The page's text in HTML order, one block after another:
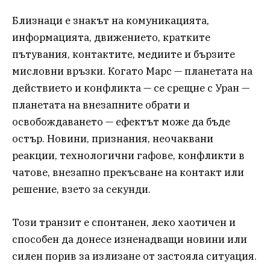
Близнаци е знакът на комуникацията,
информацията, движението, кратките
пътувания, контактите, медиите и бързите
мисловни връзки. Когато Марс — планетата на
действието и конфликта — се срещне с Уран —
планетата на внезапните обрати и
освобождаването — ефектът може да бъде
остър. Новини, признания, неочаквани
реакции, технологични гафове, конфликти в
чатове, внезапно прекъсване на контакт или
решение, взето за секунди.
Този транзит е спонтанен, леко хаотичен и
способен да донесе изненадващи новини или
силен порив за излизане от застояла ситуация.